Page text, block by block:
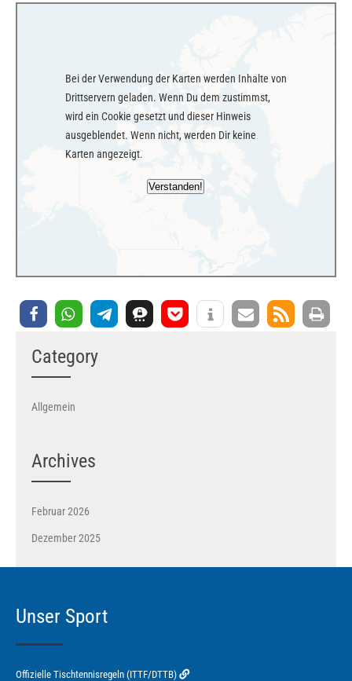
Bei der Verwendung der Karten werden Inhalte von
Drittservern geladen. Wenn Du dem zustimmst,
wird ein Cookie gesetzt und dieser Hinweis
ausgeblendet. Wenn nicht, werden Dir keine
Karten angezeigt.
Category
Allgemein
Archives
Februar 2026
Dezember 2025
Unser Sport
Offizielle Tischtennisregeln (ITTF/DTTB)